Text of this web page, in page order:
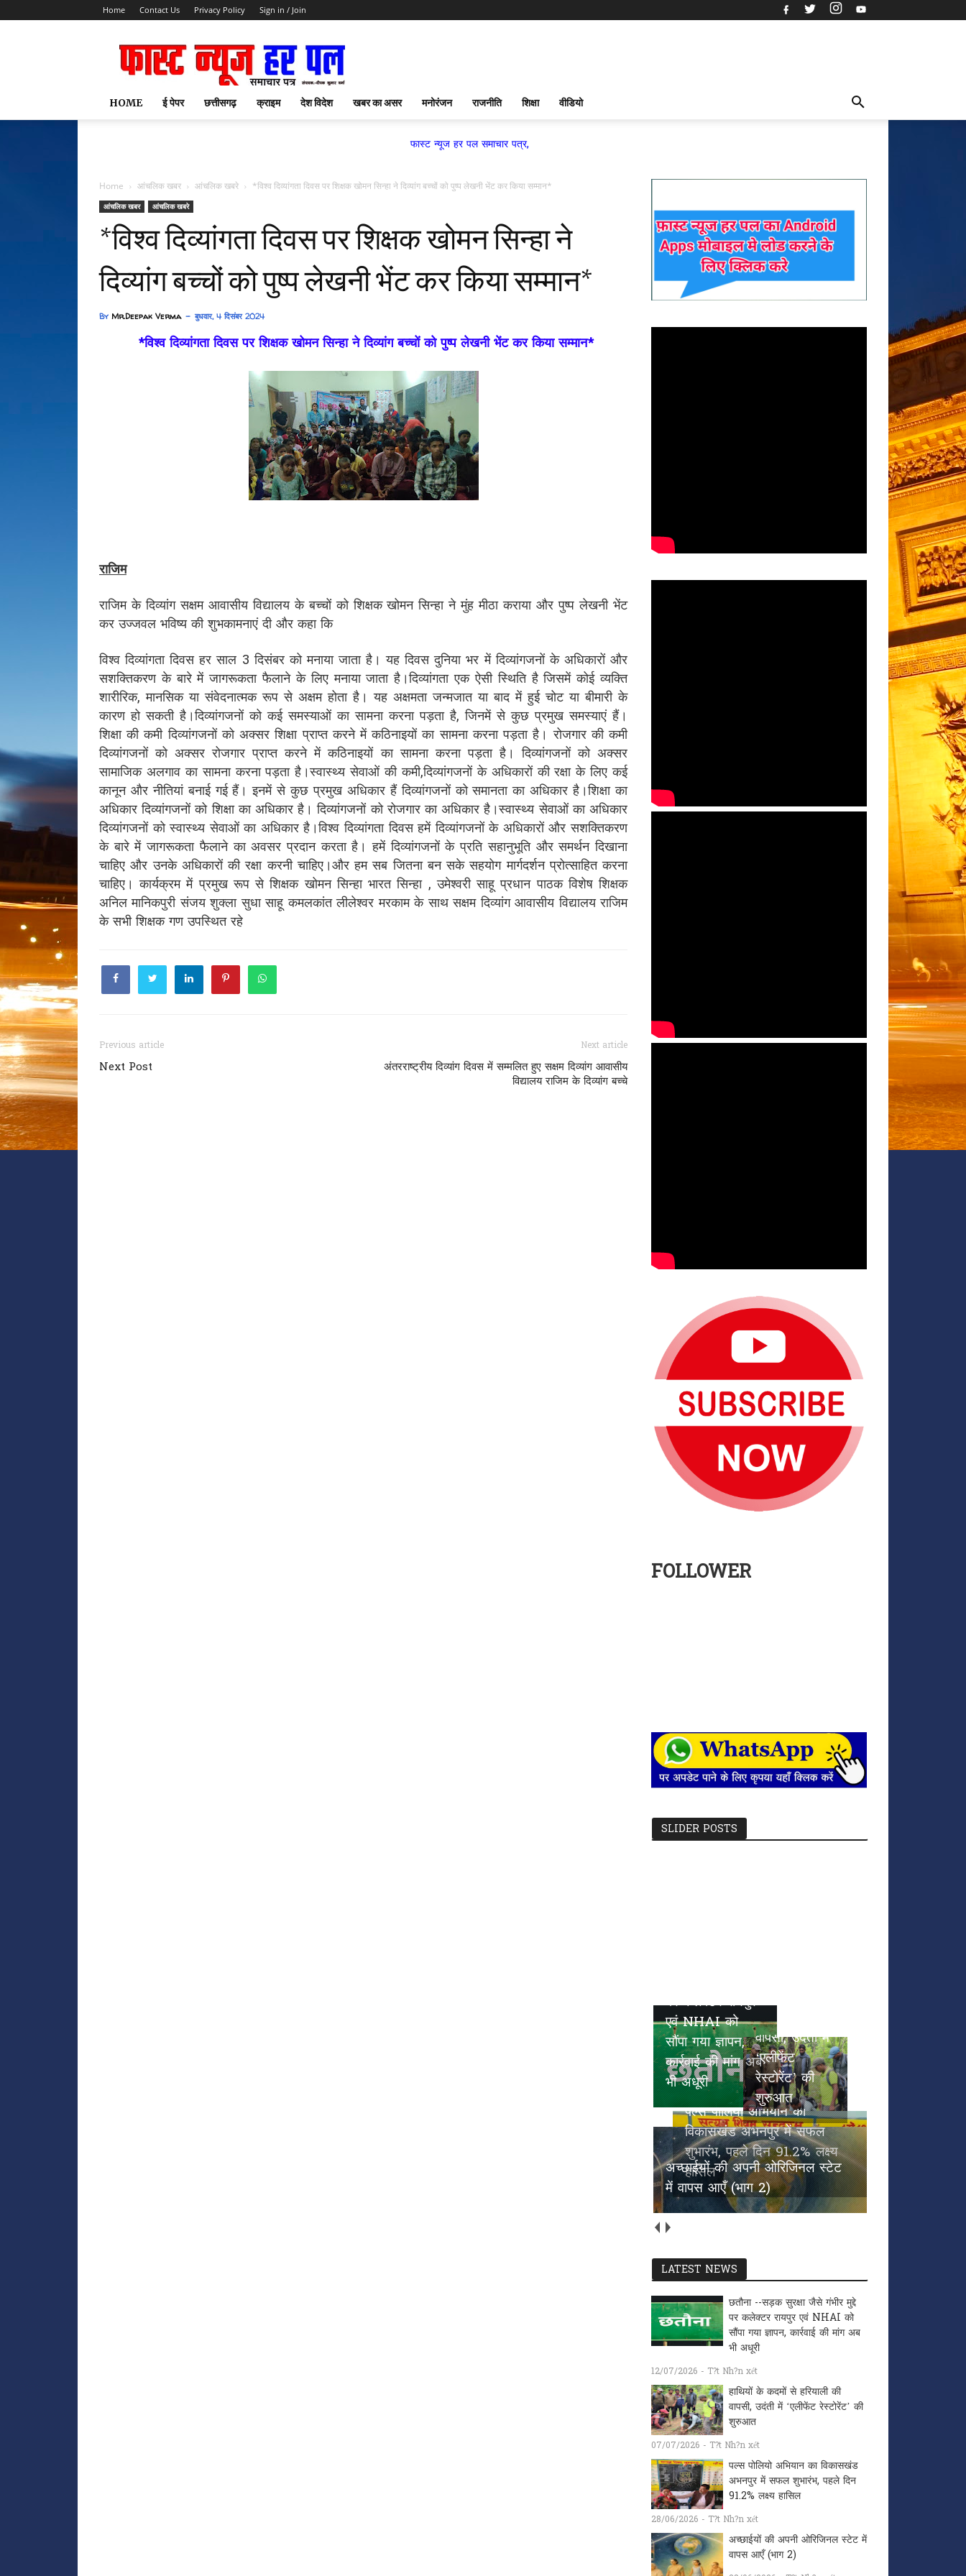
Home Contact Us Privacy Policy Sign in / Join
HOME ई पेपर छत्तीसगढ़ क्राइम देश विदेश खबर का असर मनोरंजन राजनीति शिक्षा वीडियो
फास्ट न्यूज हर पल समाचार पत्र,
Home आंचलिक खबर आंचलिक खबरे *विश्व दिव्यांगता दिवस पर शिक्षक खोमन सिन्हा ने दिव्यांग बच्चों को पुष्प लेखनी भेंट कर किया सम्मान*
आंचलिक खबर आंचलिक खबरे
*विश्व दिव्यांगता दिवस पर शिक्षक खोमन सिन्हा ने
दिव्यांग बच्चों को पुष्प लेखनी भेंट कर किया सम्मान*
By Mr.Deepak Verma बुधवार, 4 दिसंबर 2024
*विश्व दिव्यांगता दिवस पर शिक्षक खोमन सिन्हा ने दिव्यांग बच्चों को पुष्प लेखनी भेंट कर किया सम्मान*
राजिम
राजिम के दिव्यांग सक्षम आवासीय विद्यालय के बच्चों को शिक्षक खोमन सिन्हा ने मुंह मीठा कराया और पुष्प लेखनी भेंट
कर उज्जवल भविष्य की शुभकामनाएं दी और कहा कि
विश्व दिव्यांगता दिवस हर साल 3 दिसंबर को मनाया जाता है। यह दिवस दुनिया भर में दिव्यांगजनों के अधिकारों और
सशक्तिकरण के बारे में जागरूकता फैलाने के लिए मनाया जाता है।दिव्यांगता एक ऐसी स्थिति है जिसमें कोई व्यक्ति
शारीरिक, मानसिक या संवेदनात्मक रूप से अक्षम होता है। यह अक्षमता जन्मजात या बाद में हुई चोट या बीमारी के
कारण हो सकती है।दिव्यांगजनों को कई समस्याओं का सामना करना पड़ता है, जिनमें से कुछ प्रमुख समस्याएं हैं।
शिक्षा की कमी दिव्यांगजनों को अक्सर शिक्षा प्राप्त करने में कठिनाइयों का सामना करना पड़ता है। रोजगार की कमी
दिव्यांगजनों को अक्सर रोजगार प्राप्त करने में कठिनाइयों का सामना करना पड़ता है। दिव्यांगजनों को अक्सर
सामाजिक अलगाव का सामना करना पड़ता है।स्वास्थ्य सेवाओं की कमी,दिव्यांगजनों के अधिकारों की रक्षा के लिए कई
कानून और नीतियां बनाई गई हैं। इनमें से कुछ प्रमुख अधिकार हैं दिव्यांगजनों को समानता का अधिकार है।शिक्षा का
अधिकार दिव्यांगजनों को शिक्षा का अधिकार है। दिव्यांगजनों को रोजगार का अधिकार है।स्वास्थ्य सेवाओं का अधिकार
दिव्यांगजनों को स्वास्थ्य सेवाओं का अधिकार है।विश्व दिव्यांगता दिवस हमें दिव्यांगजनों के अधिकारों और सशक्तिकरण
के बारे में जागरूकता फैलाने का अवसर प्रदान करता है। हमें दिव्यांगजनों के प्रति सहानुभूति और समर्थन दिखाना
चाहिए और उनके अधिकारों की रक्षा करनी चाहिए।और हम सब जितना बन सके सहयोग मार्गदर्शन प्रोत्साहित करना
चाहिए। कार्यक्रम में प्रमुख रूप से शिक्षक खोमन सिन्हा भारत सिन्हा , उमेश्वरी साहू प्रधान पाठक विशेष शिक्षक
अनिल मानिकपुरी संजय शुक्ला सुधा साहू कमलकांत लीलेश्वर मरकाम के साथ सक्षम दिव्यांग आवासीय विद्यालय राजिम
के सभी शिक्षक गण उपस्थित रहे
Previous article
Next Post
Next article
अंतरराष्ट्रीय दिव्यांग दिवस में सम्मलित हुए सक्षम दिव्यांग आवासीय
विद्यालय राजिम के दिव्यांग बच्चे
FOLLOWER
SLIDER POSTS
भी अधूरी
हरियाली की
वापसी, उदंती में
‘एलीफेंट
रेस्टोरेंट’ की
अभनपुर में
सफल शुभारंभ,
पहले दिन
91.2% लक्ष्य
हासिल
अच्छाईयों की अपनी ओरिजिनल स्टेट
में वापस आएँ (भाग 2)
LATEST NEWS
छतौना --सड़क सुरक्षा जैसे गंभीर मुद्दे
पर कलेक्टर रायपुर एवं NHAI को
सौंपा गया ज्ञापन, कार्रवाई की मांग अब
भी अधूरी
12/07/2026 - T?t Nh?n xét
हाथियों के कदमों से हरियाली की
वापसी, उदंती में ‘एलीफेंट रेस्टोरेंट’ की
शुरुआत
07/07/2026 - T?t Nh?n xét
पल्स पोलियो अभियान का विकासखंड
अभनपुर में सफल शुभारंभ, पहले दिन
91.2% लक्ष्य हासिल
28/06/2026 - T?t Nh?n xét
अच्छाईयों की अपनी ओरिजिनल स्टेट में
वापस आएँ (भाग 2)